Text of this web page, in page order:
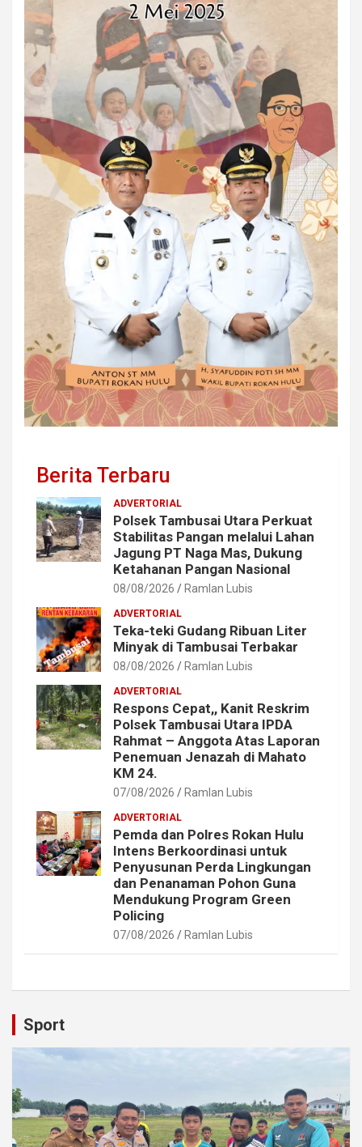
Berita Terbaru
ADVERTORIAL
Polsek Tambusai Utara Perkuat
Stabilitas Pangan melalui Lahan
Jagung PT Naga Mas, Dukung
Ketahanan Pangan Nasional
08/08/2026 Ramlan Lubis
ADVERTORIAL
Teka-teki Gudang Ribuan Liter
Minyak di Tambusai Terbakar
08/08/2026 Ramlan Lubis
ADVERTORIAL
Respons Cepat,, Kanit Reskrim
Polsek Tambusai Utara IPDA
Rahmat – Anggota Atas Laporan
Penemuan Jenazah di Mahato
KM 24.
07/08/2026 Ramlan Lubis
ADVERTORIAL
Pemda dan Polres Rokan Hulu
Intens Berkoordinasi untuk
Penyusunan Perda Lingkungan
dan Penanaman Pohon Guna
Mendukung Program Green
Policing
07/08/2026 Ramlan Lubis
Sport